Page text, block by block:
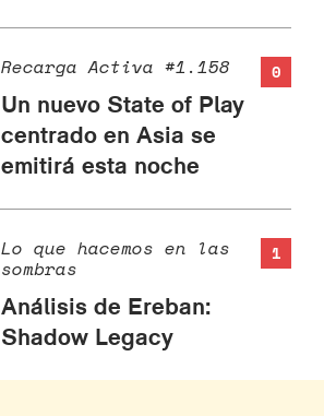
0
Recarga Activa #1.158
Un nuevo State of Play
centrado en Asia se
emitirá esta noche
1
Lo que hacemos en las
sombras
Análisis de Ereban:
Shadow Legacy